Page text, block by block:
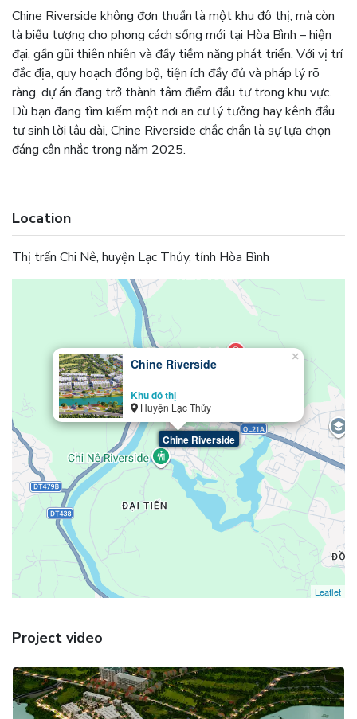
Chine Riverside không đơn thuần là một khu đô thị, mà còn
là biểu tượng cho phong cách sống mới tại Hòa Bình – hiện
đại, gần gũi thiên nhiên và đầy tiềm năng phát triển. Với vị trí
đắc địa, quy hoạch đồng bộ, tiện ích đầy đủ và pháp lý rõ
ràng, dự án đang trở thành tâm điểm đầu tư trong khu vực.
Dù bạn đang tìm kiếm một nơi an cư lý tưởng hay kênh đầu
tư sinh lời lâu dài, Chine Riverside chắc chắn là sự lựa chọn
đáng cân nhắc trong năm 2025.
Location
Thị trấn Chi Nê, huyện Lạc Thủy, tỉnh Hòa Bình
Chine Riverside
Chine Riverside
Khu đô thị
Huyện Lạc Thủy
×
Leaflet
Project video